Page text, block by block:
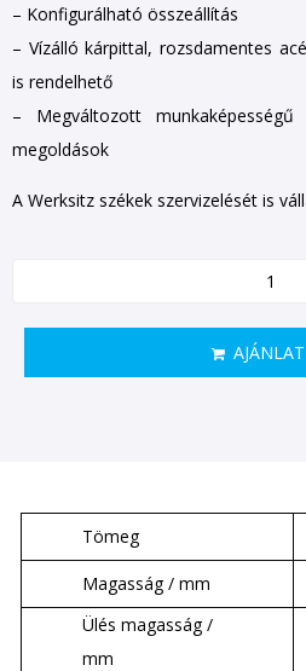
– Konfigurálható összeállítás
– Vízálló kárpittal, rozsdamentes
is rendelhető
– Megváltozott
megoldások
A Werksitz székek szervizelését is
Tömeg
Magasság / mm
Ülés magasság /
mm